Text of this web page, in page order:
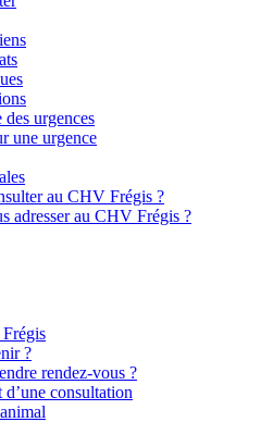
urgences
une urgence
au CHV Frégis ?
adresser au CHV Frégis ?
?
rendez-vous ?
consultation